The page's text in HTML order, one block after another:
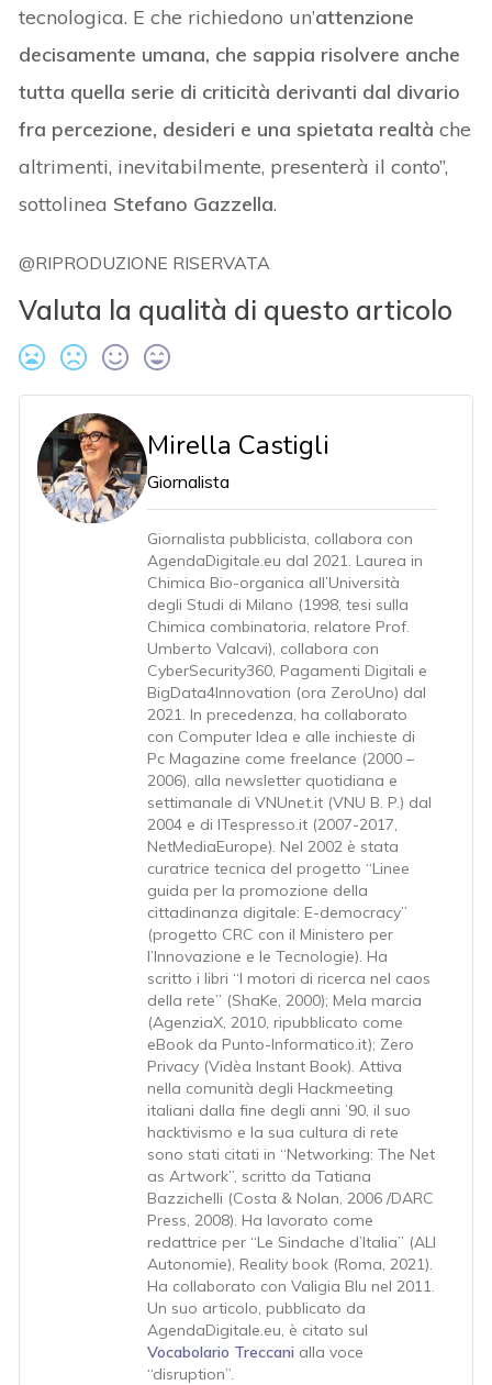
tecnologica. E che richiedono un’attenzione
decisamente umana, che sappia risolvere anche
tutta quella serie di criticità derivanti dal divario
fra percezione, desideri e una spietata realtà che
altrimenti, inevitabilmente, presenterà il conto”,
sottolinea Stefano Gazzella.
@RIPRODUZIONE RISERVATA
Valuta la qualità di questo articolo
Mirella Castigli
Giornalista
Giornalista pubblicista, collabora con
AgendaDigitale.eu dal 2021. Laurea in
Chimica Bio-organica all’Università
degli Studi di Milano (1998, tesi sulla
Chimica combinatoria, relatore Prof.
Umberto Valcavi), collabora con
CyberSecurity360, Pagamenti Digitali e
BigData4Innovation (ora ZeroUno) dal
2021. In precedenza, ha collaborato
con Computer Idea e alle inchieste di
Pc Magazine come freelance (2000 –
2006), alla newsletter quotidiana e
settimanale di VNUnet.it (VNU B. P.) dal
2004 e di ITespresso.it (2007-2017,
NetMediaEurope). Nel 2002 è stata
curatrice tecnica del progetto “Linee
guida per la promozione della
cittadinanza digitale: E-democracy”
(progetto CRC con il Ministero per
l’Innovazione e le Tecnologie). Ha
scritto i libri “I motori di ricerca nel caos
della rete” (ShaKe, 2000); Mela marcia
(AgenziaX, 2010, ripubblicato come
eBook da Punto-Informatico.it); Zero
Privacy (Vidèa Instant Book). Attiva
nella comunità degli Hackmeeting
italiani dalla fine degli anni ’90, il suo
hacktivismo e la sua cultura di rete
sono stati citati in “Networking: The Net
as Artwork”, scritto da Tatiana
Bazzichelli (Costa & Nolan, 2006 /DARC
Press, 2008). Ha lavorato come
redattrice per “Le Sindache d’Italia” (ALI
Autonomie), Reality book (Roma, 2021).
Ha collaborato con Valigia Blu nel 2011.
Un suo articolo, pubblicato da
AgendaDigitale.eu, è citato sul
Vocabolario Treccani alla voce
“disruption”.